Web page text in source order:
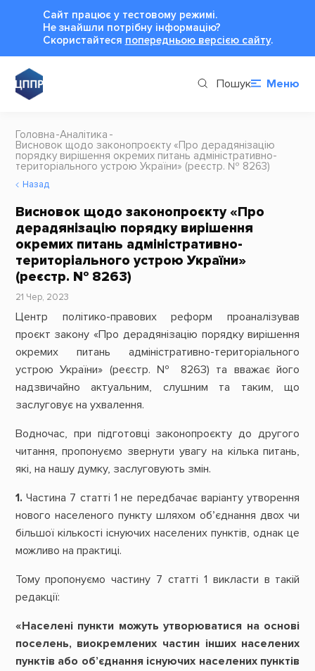
Сайт працює у тестовому режимі.
Не знайшли потрібну інформацію?
Cкористайтеся попередньою версією сайту.
Пошук Меню
Головна Аналітика
Висновок щодо законопроєкту «Про дерадянізацію
порядку вирішення окремих питань адміністративно-
територіального устрою України» (реєстр. № 8263)
Назад
Висновок щодо законопроєкту «Про
дерадянізацію порядку вирішення
окремих питань адміністративно-
територіального устрою України»
(реєстр. № 8263)
21 Чер, 2023
Центр політико-правових реформ проаналізував
проєкт закону «Про дерадянізацію порядку вирішення
окремих питань адміністративно-територіального
устрою України» (реєстр. № 8263) та вважає його
надзвичайно актуальним, слушним та таким, що
заслуговує на ухвалення.
Водночас, при підготовці законопроєкту до другого
читання, пропонуємо звернути увагу на кілька питань,
які, на нашу думку, заслуговують змін.
1. Частина 7 статті 1 не передбачає варіанту утворення
нового населеного пункту шляхом об’єднання двох чи
більшої кількості існуючих населених пунктів, однак це
можливо на практиці.
Тому пропонуємо частину 7 статті 1 викласти в такій
редакції:
«Населені пункти можуть утворюватися на основі
поселень, виокремлених частин інших населених
пунктів або об’єднання існуючих населених пунктів